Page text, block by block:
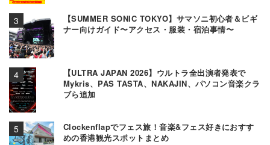
【SUMMER SONIC TOKYO】サマソニ初心者＆ビギ
ナー向けガイド〜アクセス・服装・宿泊事情〜
【ULTRA JAPAN 2026】ウルトラ全出演者発表で
Mykris、PAS TASTA、NAKAJIN、パソコン音楽クラ
ブら追加
Clockenflapでフェス旅！音楽&フェス好きにおすす
めの香港観光スポットまとめ